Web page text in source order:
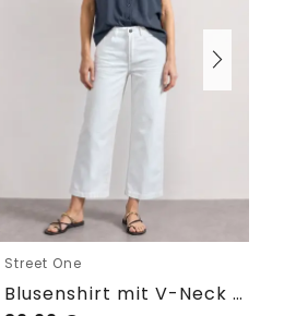
Street One
Blusenshirt mit V-Neck und Rüschen